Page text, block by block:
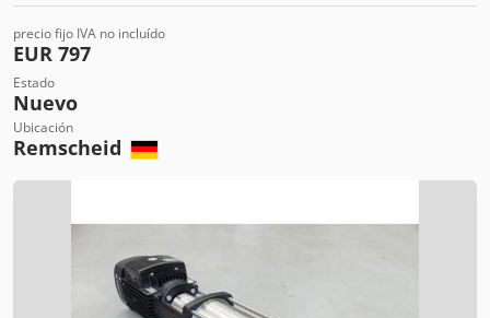
precio fijo IVA no incluído
EUR 797
Estado
Nuevo
Ubicación
Remscheid